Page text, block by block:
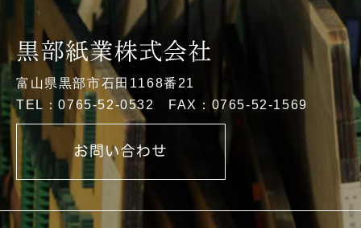
富山県黒部市石田1168番21
TEL：0765-52-0532 FAX：0765-52-1569